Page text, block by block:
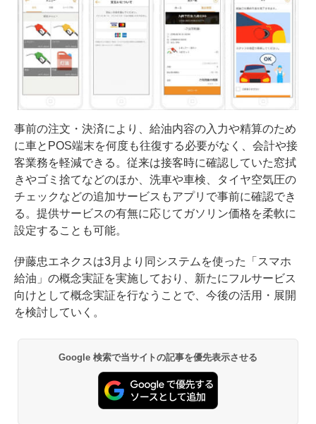
事前の注文・決済により、給油内容の入力や精算のため
に車とPOS端末を何度も往復する必要がなく、会計や接
客業務を軽減できる。従来は接客時に確認していた窓拭
きやゴミ捨てなどのほか、洗車や車検、タイヤ空気圧の
チェックなどの追加サービスもアプリで事前に確認でき
る。提供サービスの有無に応じてガソリン価格を柔軟に
設定することも可能。
伊藤忠エネクスは3月より同システムを使った「スマホ
給油」の概念実証を実施しており、新たにフルサービス
向けとして概念実証を行なうことで、今後の活用・展開
を検討していく。
Google 検索で当サイトの記事を優先表示させる